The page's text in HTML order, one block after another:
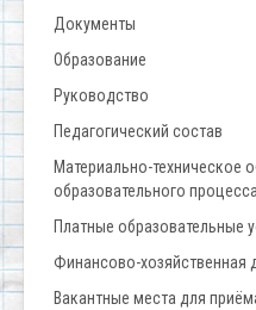
Документы
Образование
Руководство
Педагогический состав
Материально-техническое
образовательного
Платные образовательные
Финансово-хозяйственная
Вакантные места для